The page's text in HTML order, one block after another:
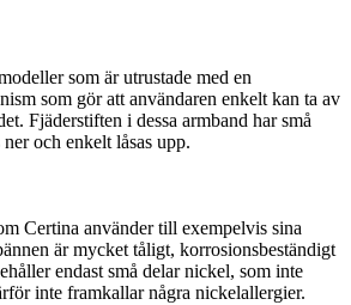
som är utrustade med en
som gör att användaren enkelt kan ta av
Fjäderstiften i dessa armband har små
och enkelt låsas upp.
Certina använder till exempelvis sina
är mycket tåligt, korrosionsbeständigt
endast små delar nickel, som inte
inte framkallar några nickelallergier.